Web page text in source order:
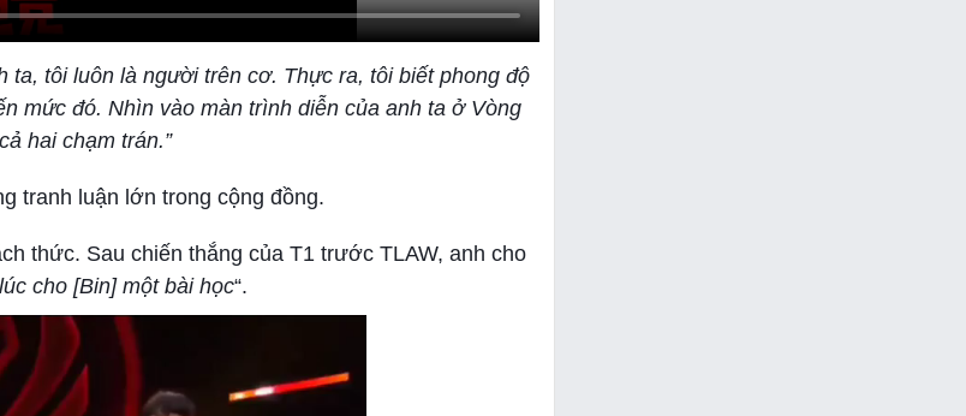
ta, tôi luôn là người trên cơ. Thực ra, tôi biết phong độ
mức đó. Nhìn vào màn trình diễn của anh ta ở Vòng
hai chạm trán.”
tranh luận lớn trong cộng đồng.
thức. Sau chiến thắng của T1 trước TLAW, anh cho
cho [Bin] một bài học“.